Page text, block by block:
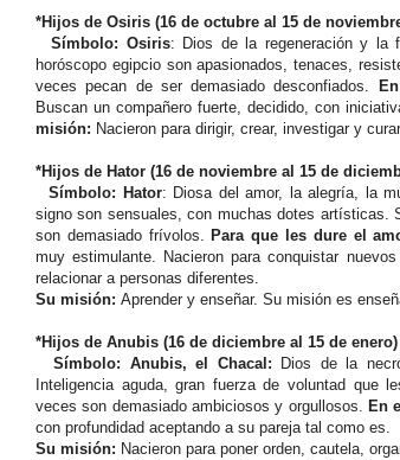
*Hijos de Osiris (16 de octubre al 15 de
Símbolo: Osiris: Dios de la regeneración y la
horóscopo egipcio son apasionados, tenaces,
veces pecan de ser demasiado desconfiados.
Buscan un compañero fuerte, decidido, con
misión: Nacieron para dirigir, crear, investigar y
*Hijos de Hator (16 de noviembre al 15 de
Símbolo: Hator: Diosa del amor, la alegría, la
signo son sensuales, con muchas dotes artísticas.
son demasiado frívolos. Para que les dure el
muy estimulante. Nacieron para conquistar
relacionar a personas diferentes.
Su misión: Aprender y enseñar. Su misión es
*Hijos de Anubis (16 de diciembre al 15 de enero)
Símbolo: Anubis, el Chacal:
Dios de la
Inteligencia aguda, gran fuerza de voluntad que
veces son demasiado ambiciosos y orgullosos. En
con profundidad aceptando a su pareja tal como es.
Su misión: Nacieron para poner orden, cautela,